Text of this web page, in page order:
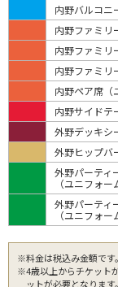
内野バルコニ
内野ファミリ
内野ファミリ
内野ファミリ
内野ペア席（
内野サイドテ
外野デッキシ
外野ヒップバ
外野パーティ
（ユニフォ
外野パーティ
（ユニフォ
※料金は税込み金額です。
※4歳以上からチケット
ットが必要となります。